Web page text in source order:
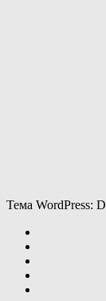
Тема WordPress: